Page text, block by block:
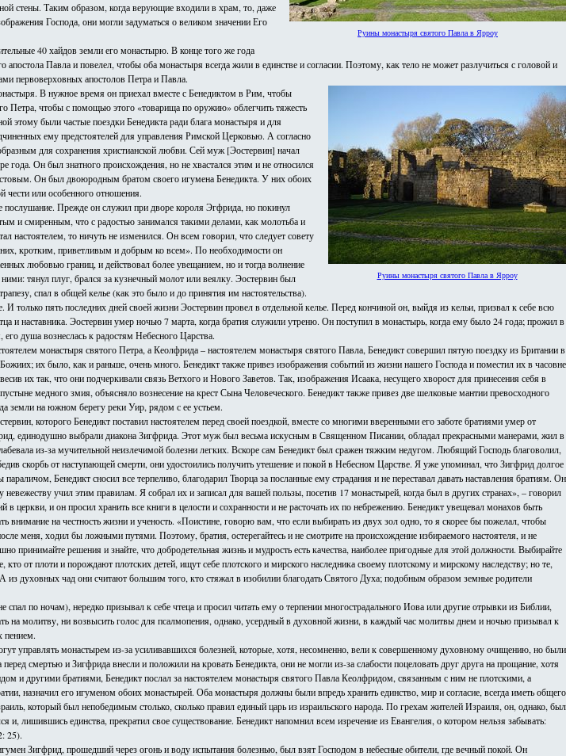
Руины монастыря святого Павла в Ярроу
стены. Таким образом, когда верующие входили в храм, то, даже
Господа, они могли задуматься о великом значении Его
40 хайдов земли его монастырю. В конце того же года
Павла и повелел, чтобы оба монастыря всегда жили в единстве и согласии. Поэтому, как тело не может разлучиться с головой и
первоверховных апостолов Петра и Павла.
Руины монастыря святого Павла в Ярроу
В нужное время он приехал вместе с Бенедиктом в Рим, чтобы
Петра, чтобы с помощью этого «товарища по оружию» облегчить тяжесть
этому были частые поездки Бенедикта ради блага монастыря и для
ему предстоятелей для управления Римской Церковью. А согласно
для сохранения христианской любви. Сей муж [Эостервин] начал
года. Он был знатного происхождения, но не хвастался этим и не относился
Он был двоюродным братом своего игумена Бенедикта. У них обоих
чести или особенного отношения.
Прежде он служил при дворе короля Эгфрида, но покинул
и смиренным, что с радостью занимался такими делами, как молотьба и
настоятелем, то ничуть не изменился. Он всем говорил, что следует совету
кротким, приветливым и добрым ко всем». По необходимости он
любовью границ, и действовал более увещанием, но и тогда волнение
тянул плуг, брался за кузнечный молот или веялку. Эостервин был
спал в общей келье (как это было и до принятия им настоятельства).
только пять последних дней своей жизни Эостервин провел в отдельной келье. Перед кончиной он, выйдя из кельи, призвал к себе всю
и наставника. Эостервин умер ночью 7 марта, когда братия служили утреню. Он поступил в монастырь, когда ему было 24 года; прожил в
душа вознеслась к радостям Небесного Царства.
монастыря святого Петра, а Кеолфрида – настоятелем монастыря святого Павла, Бенедикт совершил пятую поездку из Британии в
их было, как и раньше, очень много. Бенедикт также привез изображения событий из жизни нашего Господа и поместил их в часовне
их так, что они подчеркивали связь Ветхого и Нового Заветов. Так, изображения Исаака, несущего хворост для принесения себя в
медного змия, объясняло вознесение на крест Сына Человеческого. Бенедикт также привез две шелковые мантии превосходного
земли на южном берегу реки Уир, рядом с ее устьем.
которого Бенедикт поставил настоятелем перед своей поездкой, вместе со многими вверенными его заботе братиями умер от
единодушно выбрали диакона Зигфрида. Этот муж был весьма искусным в Священном Писании, обладал прекрасными манерами, жил в
из-за мучительной неизлечимой болезни легких. Вскоре сам Бенедикт был сражен тяжким недугом. Любящий Господь благоволил,
скорбь от наступающей смерти, они удостоились получить утешение и покой в Небесном Царстве. Я уже упоминал, что Зигфрид долгое
Бенедикт сносил все терпеливо, благодарил Творца за посланные ему страдания и не переставал давать наставления братиям. Он
учил этим правилам. Я собрал их и записал для вашей пользы, посетив 17 монастырей, когда был в других странах», – говорил
церкви, и он просил хранить все книги в целости и сохранности и не расточать их по небрежению. Бенедикт увещевал монахов быть
на честность жизни и ученость. «Поистине, говорю вам, что если выбирать из двух зол одно, то я скорее бы пожелал, чтобы
меня, ходил бы ложными путями. Поэтому, братия, остерегайтесь и не смотрите на происхождение избираемого настоятеля, и не
решения и знайте, что добродетельная жизнь и мудрость есть качества, наиболее пригодные для этой должности. Выбирайте
от плоти и порождают плотских детей, ищут себе плотского и мирского наследника своему плотскому и мирскому наследству; но те,
чад они считают большим того, кто стяжал в изобилии благодать Святого Духа; подобным образом земные родители
по ночам), нередко призывал к себе чтеца и просил читать ему о терпении многострадального Иова или другие отрывки из Библии,
на молитву, ни возвысить голос для псалмопения, однако, усердный в духовной жизни, в каждый час молитвы днем и ночью призывал к
пением.
управлять монастырем из-за усиливавшихся болезней, которые, хотя, несомненно, вели к совершенному духовному очищению, но были
смертью и Зигфрида внесли и положили на кровать Бенедикта, они не могли из-за слабости поцеловать друг друга на прощание, хотя
и другими братиями, Бенедикт послал за настоятелем монастыря святого Павла Кеолфридом, связанным с ним не плотскими, а
назначил его игуменом обоих монастырей. Оба монастыря должны были впредь хранить единство, мир и согласие, всегда иметь общего
который был непобедимым столько, сколько правил единый царь из израильского народа. По грехам жителей Израиля, он, однако, был
и, лишившись единства, прекратил свое существование. Бенедикт напомнил всем изречение из Евангелия, о котором нельзя забывать:
25).
Зигфрид, прошедший через огонь и воду испытания болезнью, был взят Господом в небесные обители, где вечный покой. Он